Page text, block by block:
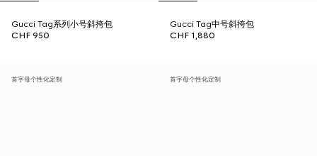
Gucci Tag系列小号斜挎包
CHF 950
Gucci Tag中号斜挎包
CHF 1,880
首字母个性化定制 首字母个性化定制